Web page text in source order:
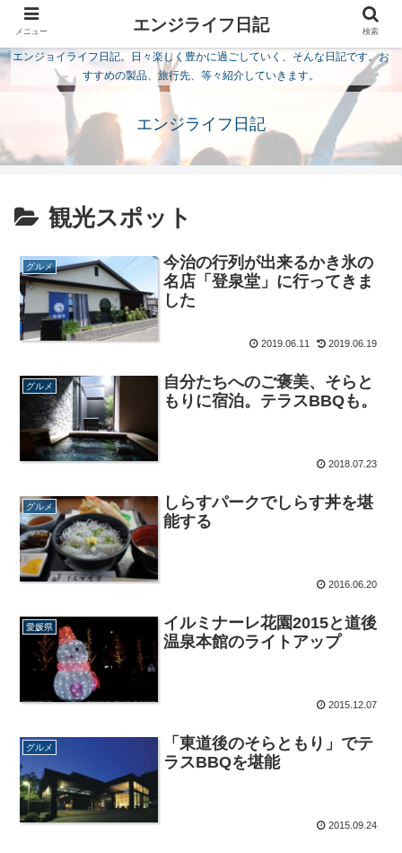
エンジョイライフ日記。日々楽しく豊かに過ごしていく、そんな日記です。お
すすめの製品、旅行先、等々紹介していきます。
エンジライフ日記
観光スポット
グルメ
今治の行列が出来るかき氷の
名店「登泉堂」に行ってきま
した
2019.06.11 2019.06.19
グルメ
自分たちへのご褒美、そらと
もりに宿泊。テラスBBQも。
2018.07.23
グルメ
しらすパークでしらす丼を堪
能する
2016.06.20
愛媛県
イルミナーレ花園2015と道後
温泉本館のライトアップ
2015.12.07
グルメ
「東道後のそらともり」でテ
ラスBBQを堪能
2015.09.24
メニュー エンジライフ日記 検索